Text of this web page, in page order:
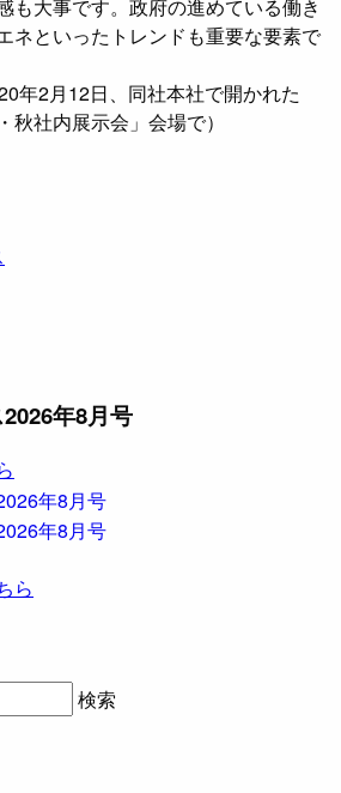
も大事です。政府の進めている働き
ネといったトレンドも重要な要素で
年2月12日、同社本社で開かれた
秋社内展示会」会場で）
年8月号
ら
検索